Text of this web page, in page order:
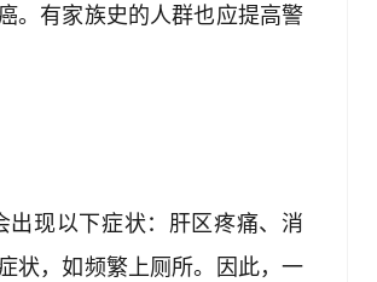
。有家族史的人群也应提高警
现以下症状：肝区疼痛、消
状，如频繁上厕所。因此，一